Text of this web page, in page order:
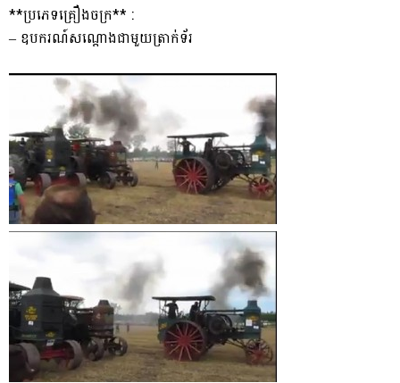
**ប្រភេទគ្រឿងចក្រ** :
– ឧបករណ៍សណ្តោងជាមួយត្រាក់ទ័រ